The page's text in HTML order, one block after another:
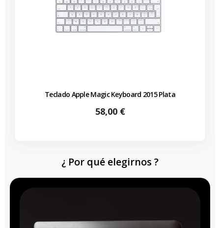
Teclado Apple Magic Keyboard 2015 Plata
Precio
58,00 €
¿ Por qué elegirnos ?